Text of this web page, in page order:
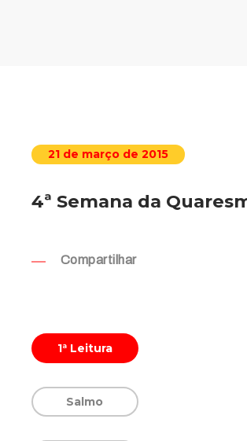
21 de março de 2015
4ª Semana da
Compartilhar
1ª Leitura
Salmo